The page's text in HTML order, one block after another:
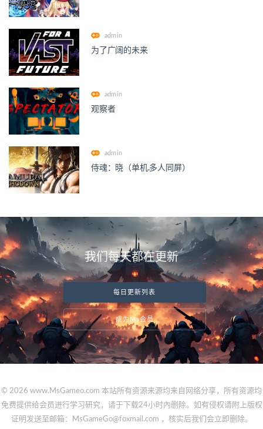
admin
为了广阔的未来
admin
观察者
admin
侍魂：晓（单机.多人同屏）
我们每天都在更新
每日更新列表
成为Ms会员
© 2026 www.MsGameo.com 本站所有资源来源均来自网络分享，所有资源均
免费提供给会员进行学习研究，请于下载24小时內删除。如有侵权请附上版权
证明发送至邮箱：MsGameGo@foxmail.com ，核实后我们会立即删除。